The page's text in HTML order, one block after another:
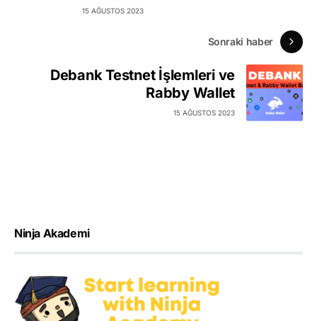
15 AĞUSTOS 2023
Sonraki haber
Debank Testnet İşlemleri ve
Rabby Wallet
15 AĞUSTOS 2023
Ninja Akademi